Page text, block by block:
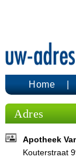
Home
Adres
Apotheek
Kouterstraat